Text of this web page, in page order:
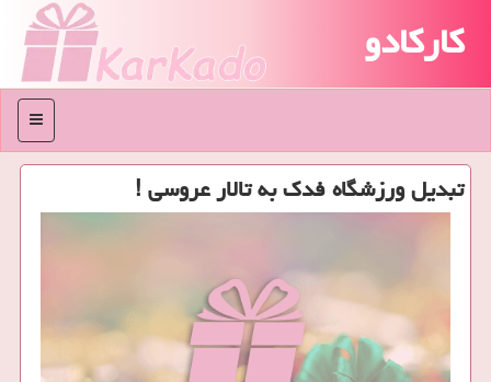
کارکادو
منو
تبدیل ورزشگاه فدك به تالار عروسی !